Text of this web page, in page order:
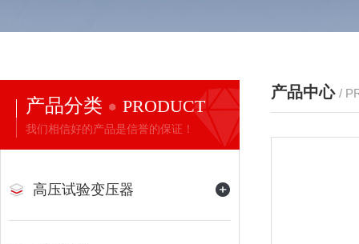
产品分类 PRODUCT
我们相信好的产品是信誉的保证！
高压试验变压器
产品中心 /